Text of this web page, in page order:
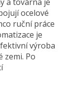
ocelové
ruční práce
je
výroba
zemi. Po